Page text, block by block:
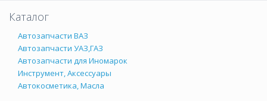
Каталог
Автозапчасти ВАЗ
Автозапчасти УАЗ,ГАЗ
Автозапчасти для Иномарок
Инструмент, Аксессуары
Автокосметика, Масла